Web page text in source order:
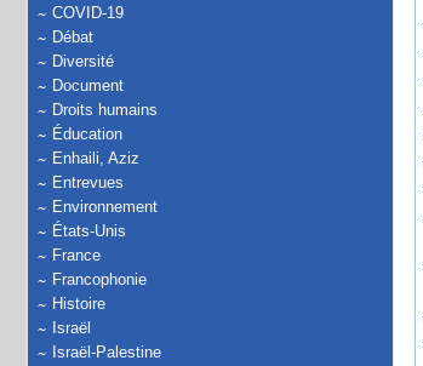
COVID-19
Débat
Diversité
Document
Droits humains
Éducation
Enhaili, Aziz
Entrevues
Environnement
États-Unis
France
Francophonie
Histoire
Israël
Israël-Palestine